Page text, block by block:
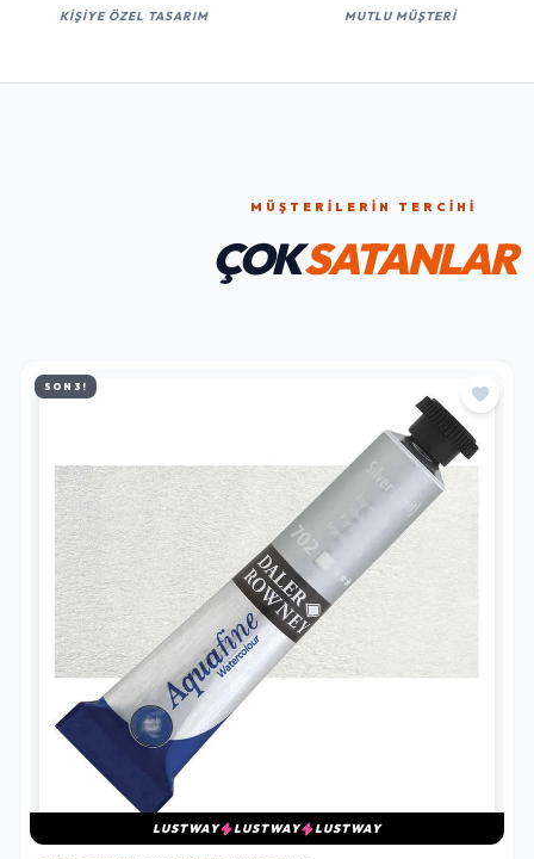
KIŞIYE ÖZEL TASARIM MUTLU MÜŞTERI
MÜŞTERILERIN TERCIHI
ÇOKSATANLAR
SON 3!
LUSTWAY LUSTWAY LUSTWAY